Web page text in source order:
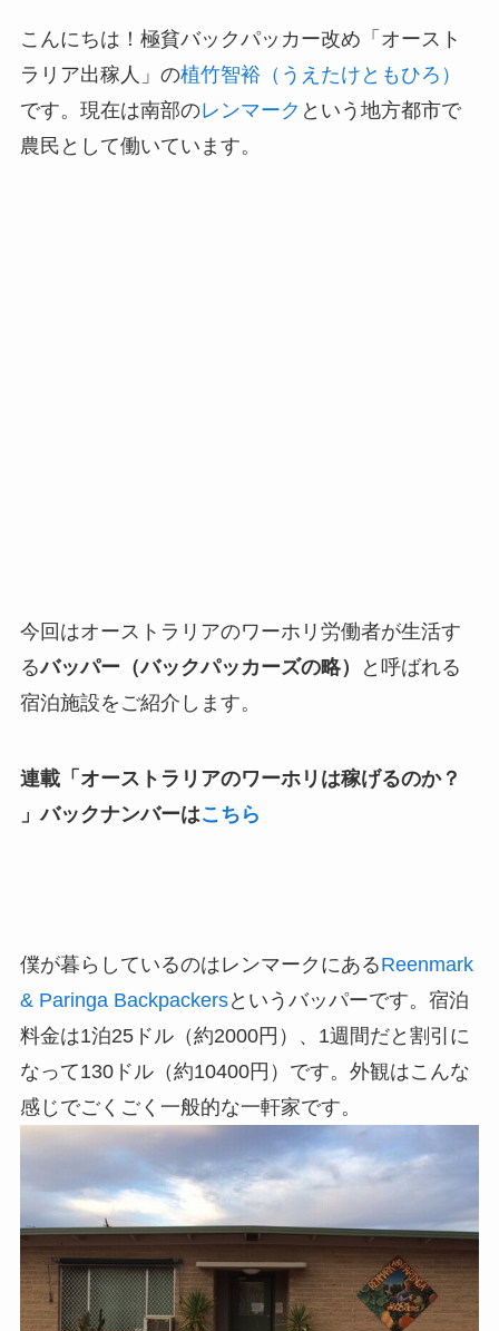
こんにちは！極貧バックパッカー改め「オースト
ラリア出稼人」の植竹智裕（うえたけともひろ）
です。現在は南部のレンマーク という地方都市で
農民として働いています。
今回はオーストラリアのワーホリ労働者が生活す
るバッパー（バックパッカーズの略）
と呼ばれる
宿泊施設をご紹介します。
連載「オーストラリアのワーホリは稼げるのか？​
」バックナンバーはこちら
僕が暮らしているのはレンマークにあるReenmark
& Paringa Backpackersというバッパーです。宿泊
料金は1泊25ドル（約2000円）、1週間だと割引に
なって130ドル（約10400円）です。外観はこんな
感じでごくごく一般的な一軒家です。